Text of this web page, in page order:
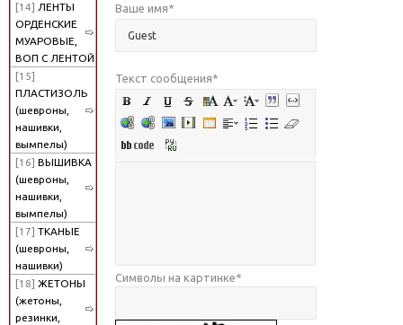
[14] ЛЕНТЫ
ОРДЕНСКИЕ
МУАРОВЫЕ,
ВОП С ЛЕНТОЙ
[15]
ПЛАСТИЗОЛЬ
(шевроны,
нашивки,
вымпелы)
[16] ВЫШИВКА
(шевроны,
нашивки,
вымпелы)
[17] ТКАНЫЕ
(шевроны,
нашивки)
[18] ЖЕТОНЫ
(жетоны,
резинки,
Ваше имя*
Текст сообщения*
Символы на картинке*